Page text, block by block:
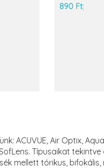
890 Ft
ACUVUE, Air Optix,
Típusaikat
mellett tórikus,